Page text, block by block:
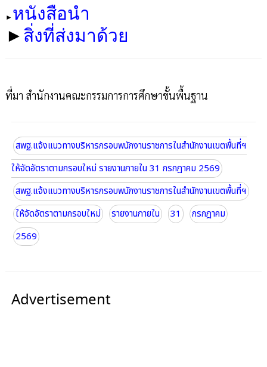
►หนังสือนำ
►สิ่งที่ส่งมาด้วย
ที่มา สำนักงานคณะกรรมการการศึกษาขั้นพื้นฐาน
สพฐ.แจ้งแนวทางบริหารกรอบพนักงานราชการในสำนักงานเขตพื้นที่ฯ
ให้จัดอัตราตามกรอบใหม่ รายงานภายใน 31 กรกฎาคม 2569
สพฐ.แจ้งแนวทางบริหารกรอบพนักงานราชการในสำนักงานเขตพื้นที่ฯ
ให้จัดอัตราตามกรอบใหม่
รายงานภายใน 31
กรกฎาคม
2569
Advertisement